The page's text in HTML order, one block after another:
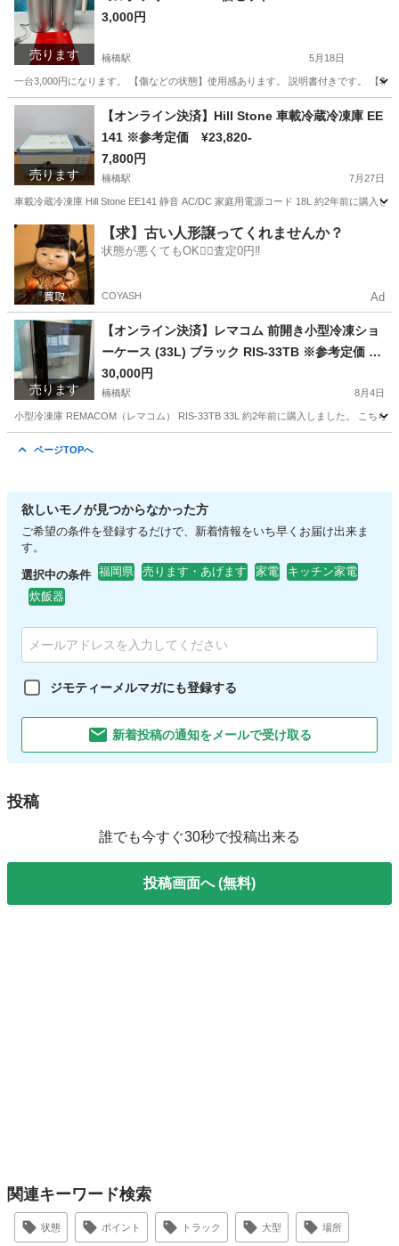
売ります
3,000円
楠橋駅 5月18日
一台3,000円になります。 【傷などの状態】使用感あります。 説明書付きです。 【
福岡 北九州市 楠橋駅 キッチン家電 ミルクフォーマー
売ります
【オンライン決済】Hill Stone 車載冷蔵冷凍庫 EE
141 ※参考定価 ¥23,820-
7,800円
楠橋駅 7月27日
車載冷蔵冷凍庫 Hill Stone EE141 静音 AC/DC 家庭用電源コード 18L 約2年前に購入
福岡 北九州市 楠橋駅 その他 コード
【求】古い人形譲ってくれませんか？
状態が悪くてもOK🙆‍♀️査定0円‼️
COYASH Ad
売ります
【オンライン決済】レマコム 前開き小型冷凍ショ
ーケース (33L) ブラック RIS-33TB ※参考定価 ¥6
8,970-
30,000円
楠橋駅 8月4日
小型冷凍庫 REMACOM（レマコム） RIS-33TB 33L 約2年前に購入しました。 こち
ページTOPへ
欲しいモノが見つからなかった方
ご希望の条件を登録するだけで、新着情報をいち早くお届け出来ま
す。
選択中の条件 福岡県 売ります・あげます 家電
キッチン家電
炊飯器
ジモティーメルマガにも登録する
新着投稿の通知をメールで受け取る
投稿
誰でも今すぐ30秒で投稿出来る
投稿画面へ (無料)
関連キーワード検索
状態 ポイント トラック 大型 場所